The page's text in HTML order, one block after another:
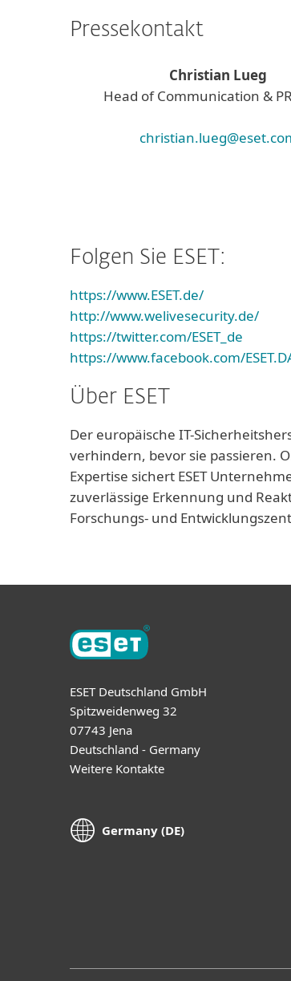
Pressekontakt
Christian Lueg
Head of Communication &
Folgen Sie ESET:
https://www.ESET.de/
http://www.welivesecurity.de/
https://twitter.com/ESET_de
https://www.facebook.com/
Über ESET
Der europäische IT-
verhindern, bevor sie passieren.
Expertise sichert ESET
zuverlässige Erkennung und
Forschungs- und
ESET Deutschland GmbH
Spitzweidenweg 32
07743 Jena
Deutschland - Germany
Weitere Kontakte
Germany (DE)